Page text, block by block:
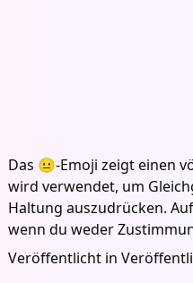
Das 😐-Emoji zeigt einen
wird verwendet, um
Haltung auszudrücken.
wenn du weder
Veröffentlicht in